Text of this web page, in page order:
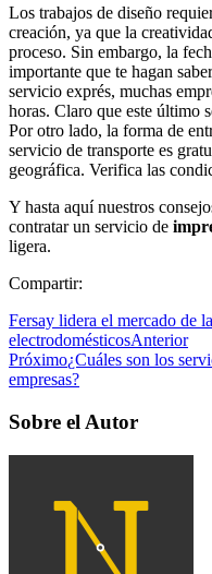
Los trabajos de diseño
creación, ya que la
proceso. Sin embargo, la
importante que te hagan
servicio exprés, muchas
horas. Claro que este último
Por otro lado, la forma de
servicio de transporte es
geográfica. Verifica las
Y hasta aquí nuestros
contratar un servicio de
ligera.
Compartir:
Fersay lidera el mercado de
electrodomésticosAnterior
Próximo¿Cuáles son los
empresas?
Sobre el Autor